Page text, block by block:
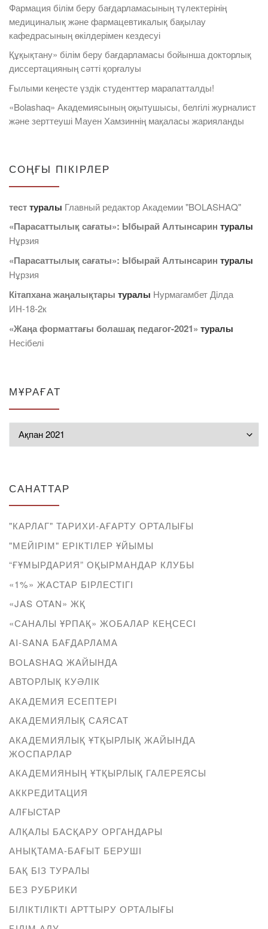
Фармация білім беру бағдарламасының түлектерінің
медициналық және фармацевтикалық бақылау
кафедрасының өкілдерімен кездесуі
Құқықтану» білім беру бағдарламасы бойынша докторлық
диссертацияның сәтті қорғалуы
Ғылыми кеңесте үздік студенттер марапатталды!
«Bolashaq» Академиясының оқытушысы, белгілі журналист
және зерттеуші Мауен Хамзиннің мақаласы жарияланды
СОҢҒЫ ПІКІРЛЕР
тесттуралы Главный редактор Академии "BOLASHAQ"
«Парасаттылық сағаты»: Ыбырай Алтынсарин туралы
Нұрзия
«Парасаттылық сағаты»: Ыбырай Алтынсарин туралы
Нұрзия
Кітапхана жаңалықтары туралы Нурмагамбет Дiлда
ИН-18-2к
«Жаңа форматтағы болашақ педагог-2021» туралы
Несібелі
МҰРАҒАТ
САНАТТАР
"КАРЛАГ" ТАРИХИ-АҒАРТУ ОРТАЛЫҒЫ
"МЕЙІРІМ" ЕРІКТІЛЕР ҰЙЫМЫ
“ҒҰМЫРДАРИЯ” ОҚЫРМАНДАР КЛУБЫ
«1%» ЖАСТАР БІРЛЕСТІГІ
«JAS OTAN» ЖҚ
«САНАЛЫ ҰРПАҚ» ЖОБАЛАР КЕҢСЕСІ
AI-SANA БАҒДАРЛАМА
BOLASHAQ ЖАЙЫНДА
АВТОРЛЫҚ КУӘЛІК
АКАДЕМИЯ ЕСЕПТЕРІ
АКАДЕМИЯЛЫҚ САЯСАТ
АКАДЕМИЯЛЫҚ ҰТҚЫРЛЫҚ ЖАЙЫНДА
ЖОСПАРЛАР
АКАДЕМИЯНЫҢ ҰТҚЫРЛЫҚ ГАЛЕРЕЯСЫ
АККРЕДИТАЦИЯ
АЛҒЫСТАР
АЛҚАЛЫ БАСҚАРУ ОРГАНДАРЫ
АНЫҚТАМА-БАҒЫТ БЕРУШІ
БАҚ БІЗ ТУРАЛЫ
БЕЗ РУБРИКИ
БІЛІКТІЛІКТІ АРТТЫРУ ОРТАЛЫҒЫ